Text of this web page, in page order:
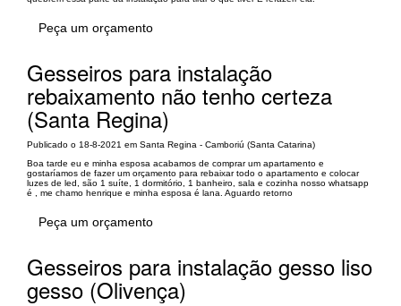
Peça um orçamento
Gesseiros para instalação
rebaixamento não tenho certeza
(Santa Regina)
Publicado o 18-8-2021 em Santa Regina - Camboriú (Santa Catarina)
Boa tarde eu e minha esposa acabamos de comprar um apartamento e
gostaríamos de fazer um orçamento para rebaixar todo o apartamento e colocar
luzes de led, são 1 suíte, 1 dormitório, 1 banheiro, sala e cozinha nosso whatsapp
é , me chamo henrique e minha esposa é lana. Aguardo retorno
Peça um orçamento
Gesseiros para instalação gesso liso
gesso (Olivença)